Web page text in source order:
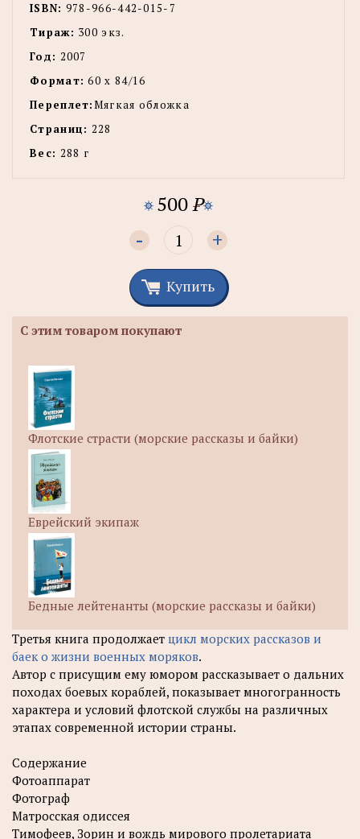
ISBN: 978-966-442-015-7
Тираж: 300 экз.
Год: 2007
Формат: 60 х 84/16
Переплет:Мягкая обложка
Страниц: 228
Вес: 288 г
500P
- +
Купить
С этим товаром покупают
Флотские страсти (морские рассказы и байки)
Еврейский экипаж
Бедные лейтенанты (морские рассказы и байки)
Третья книга продолжает цикл морских рассказов и
баек о жизни военных моряков.
Автор с присущим ему юмором рассказывает о дальних
походах боевых кораблей, показывает многогранность
характера и условий флотской службы на различных
этапах современной истории страны.
Содержание
Фотоаппарат
Фотограф
Матросская одиссея
Тимофеев, Зорин и вождь мирового пролетариата